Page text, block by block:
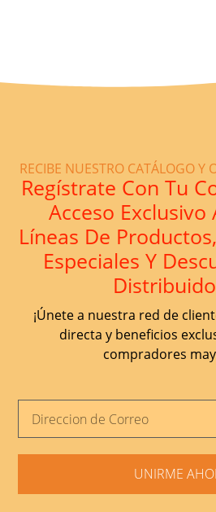
RECIBE NUESTRO CATÁLOGO Y
Regístrate Con Tu
Acceso Exclusivo
Líneas De
Especiales Y
¡Únete a nuestra red de
directa y beneficios
compradores
UNIRME